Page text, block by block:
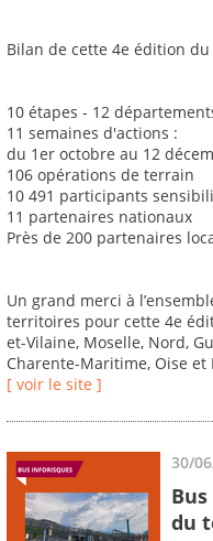
Bilan de cette 4e édition
10 étapes - 12
11 semaines d'actions :
du 1er octobre au 12
106 opérations de terrain
10 491 participants
11 partenaires nationaux
Près de 200 partenaires
Un grand merci à
territoires pour cette 4e
et-Vilaine, Moselle, Nord,
Charente-Maritime, Oise et
[ voir le site ]
30/
du